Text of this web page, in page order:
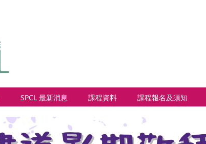
SPCL 最新消息 課程資料 課程報名及須知